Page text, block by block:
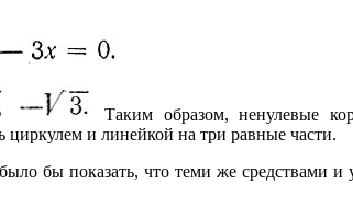
Таким образом, ненулевые
циркулем и линейкой на три равные части.
бы показать, что теми же средствами и